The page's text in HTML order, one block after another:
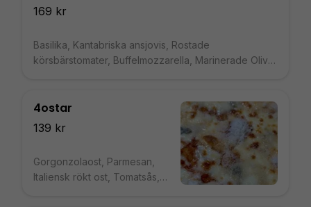
169 kr
Basilika, Kantabriska ansjovis, Rostade
körsbärstomater, Buffelmozzarella, Marinerade Oliver
4ostar
139 kr
Gorgonzolaost, Parmesan,
Italiensk rökt ost, Tomatsås,